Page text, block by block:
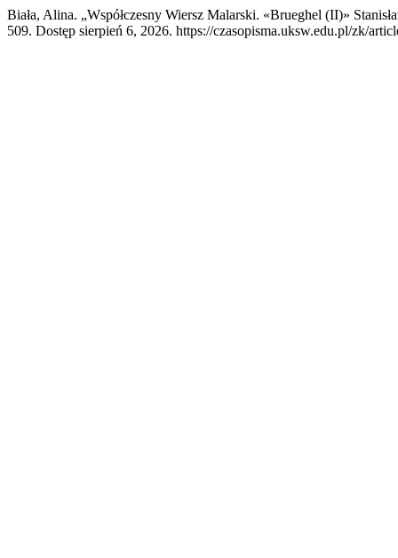
Biała, Alina. „Współczesny Wiersz Malarski. «Brueghel (II)»
509. Dostęp sierpień 6, 2026. https://czasopisma.uksw.edu.pl/zk/